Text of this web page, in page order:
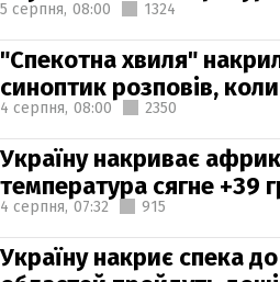
5 серпня, 08:00 1324
"Спекотна хвиля"
синоптик розповів,
4 серпня, 08:00 2350
Україну накриває
температура сягне +39
4 серпня, 07:32 915
Україну накриє спека